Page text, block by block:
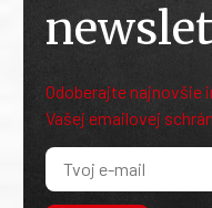
Odoberajte najnovšie
Vašej emailovej